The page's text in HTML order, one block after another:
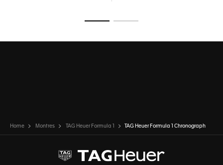
Home Montres TAG Heuer Formula 1 TAG Heuer Formula 1 Chronograph